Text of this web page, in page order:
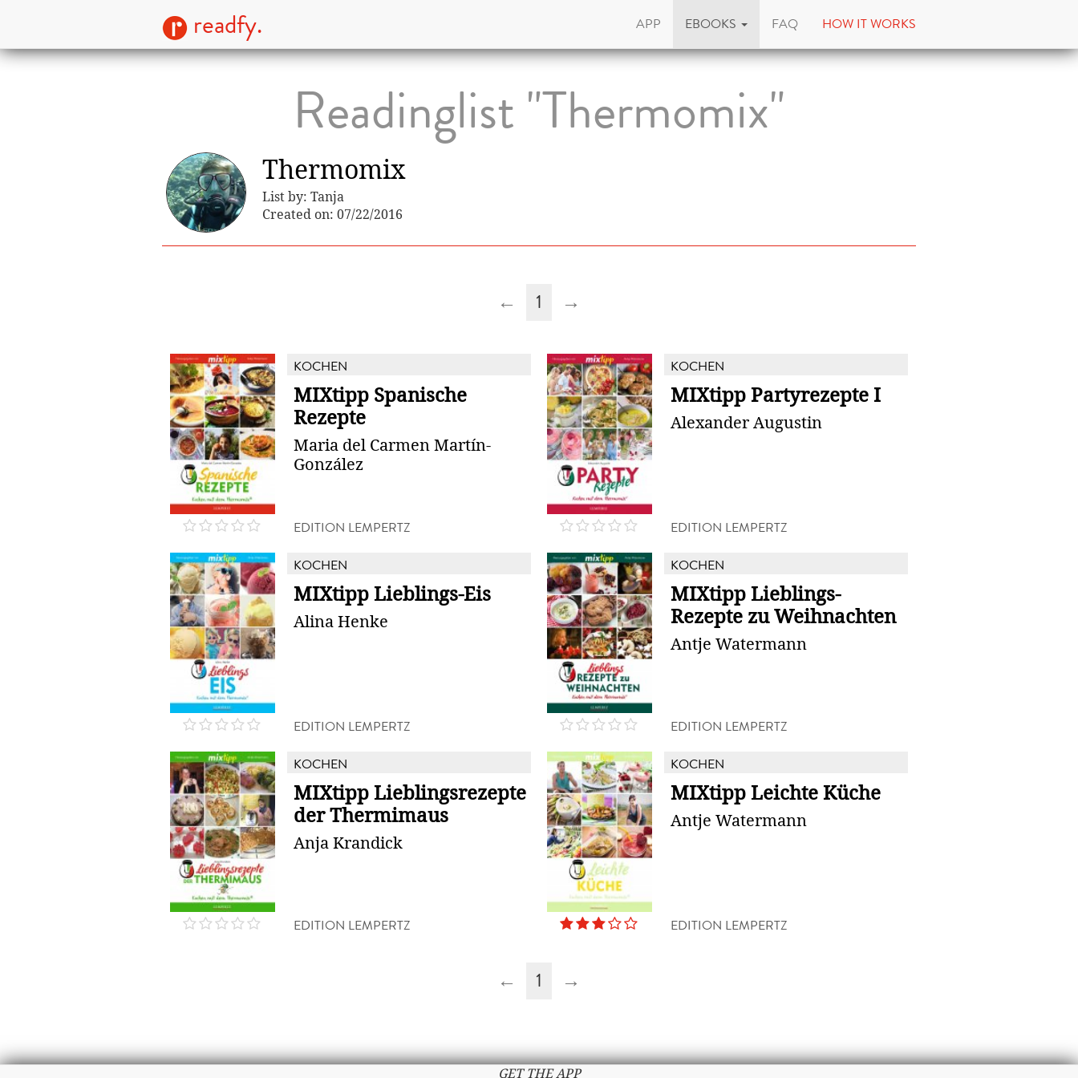
readfy. APP EBOOKS FAQ HOW IT WORKS
Readinglist "Thermomix"
Thermomix
List by: Tanja
Created on: 07/22/2016
← 1 →
KOCHEN
MIXtipp Spanische
Rezepte
Maria del Carmen Martín-
González
EDITION LEMPERTZ
KOCHEN
MIXtipp Partyrezepte I
Alexander Augustin
EDITION LEMPERTZ
KOCHEN
MIXtipp Lieblings-Eis
Alina Henke
EDITION LEMPERTZ
KOCHEN
MIXtipp Lieblings-
Rezepte zu Weihnachten
Antje Watermann
EDITION LEMPERTZ
KOCHEN
MIXtipp Lieblingsrezepte
der Thermimaus
Anja Krandick
EDITION LEMPERTZ
KOCHEN
MIXtipp Leichte Küche
Antje Watermann
EDITION LEMPERTZ
← 1 →
GET THE APP